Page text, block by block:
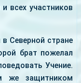
всех участников
Северной стране
брат пожелал
Учение.
же защитником